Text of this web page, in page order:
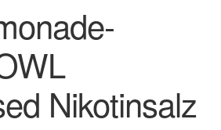
Nikotinsalz